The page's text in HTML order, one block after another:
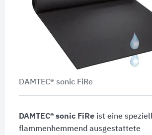
DAMTEC® sonic FiRe
DAMTEC® sonic FiReist eine
flammenhemmend ausgestattete